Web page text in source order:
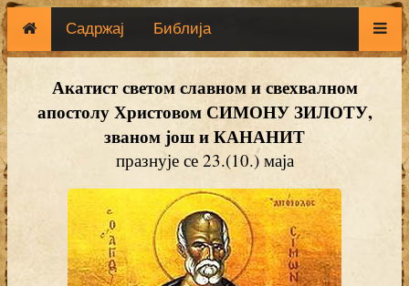
Садржај Библија
Акатист светом славном и свехвалном
апостолу Христовом СИМОНУ ЗИЛОТУ,
званом још и КАНАНИТ
празнује се 23.(10.) маја